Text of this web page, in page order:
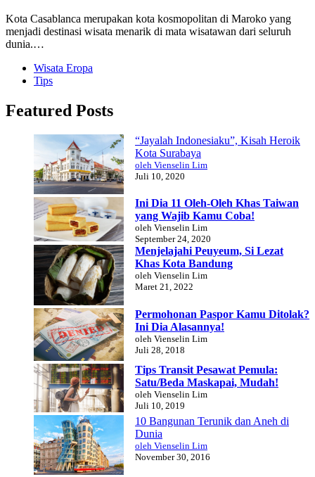
Kota Casablanca merupakan kota kosmopolitan di Maroko yang
menjadi destinasi wisata menarik di mata wisatawan dari seluruh
dunia.…
Wisata Eropa
Tips
Featured Posts
“Jayalah Indonesiaku”, Kisah Heroik
Kota Surabaya
oleh Vienselin Lim
Juli 10, 2020
Ini Dia 11 Oleh-Oleh Khas Taiwan
yang Wajib Kamu Coba!
oleh Vienselin Lim
September 24, 2020
Menjelajahi Peuyeum, Si Lezat
Khas Kota Bandung
oleh Vienselin Lim
Maret 21, 2022
Permohonan Paspor Kamu Ditolak?
Ini Dia Alasannya!
oleh Vienselin Lim
Juli 28, 2018
Tips Transit Pesawat Pemula:
Satu/Beda Maskapai, Mudah!
oleh Vienselin Lim
Juli 10, 2019
10 Bangunan Terunik dan Aneh di
Dunia
oleh Vienselin Lim
November 30, 2016